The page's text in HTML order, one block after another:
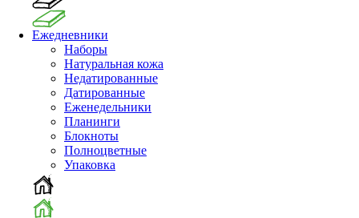
Ежедневники
Наборы
Натуральная кожа
Недатированные
Датированные
Еженедельники
Планинги
Блокноты
Полноцветные
Упаковка